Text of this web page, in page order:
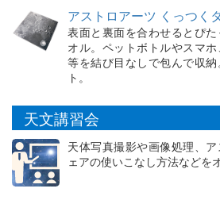
アストロアーツ くっつく
表面と裏面を合わせるとぴ
オル。ペットボトルやスマ
等を結び目なしで包んで収
ト。
天文講習会
天体写真撮影や画像処理、
ェアの使いこなし方法などを